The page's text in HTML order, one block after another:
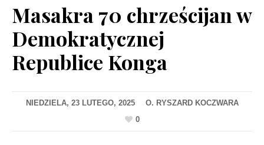
Masakra 70 chrześcijan w
Demokratycznej
Republice Konga
NIEDZIELA, 23 LUTEGO, 2025
0